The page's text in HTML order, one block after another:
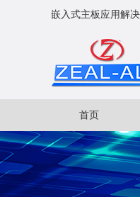
嵌入式主板应用解
首页